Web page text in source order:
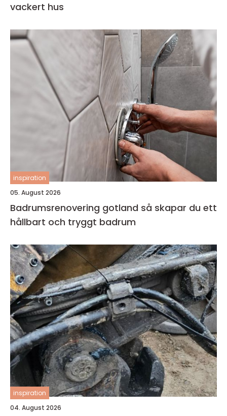
vackert hus
inspiration
05. August 2026
Badrumsrenovering gotland så skapar du ett
hållbart och tryggt badrum
inspiration
04. August 2026